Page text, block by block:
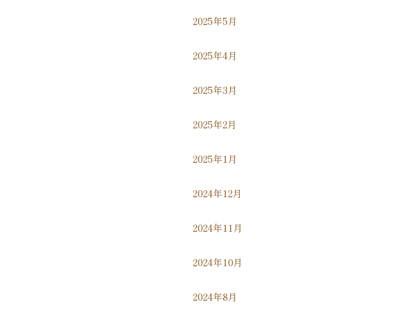
2025年5月
2025年4月
2025年3月
2025年2月
2025年1月
2024年12月
2024年11月
2024年10月
2024年8月